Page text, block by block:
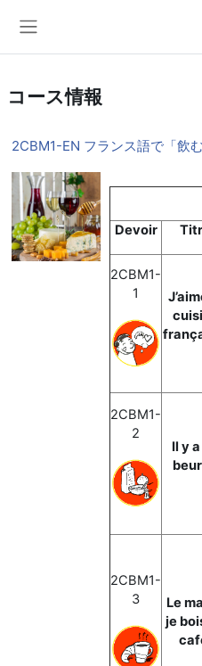
コース情報
2CBM1-EN フランス語で「飲
Devoir
2CBM1-
1
2CBM1-
2
Il y
2CBM1-
3
Le
je